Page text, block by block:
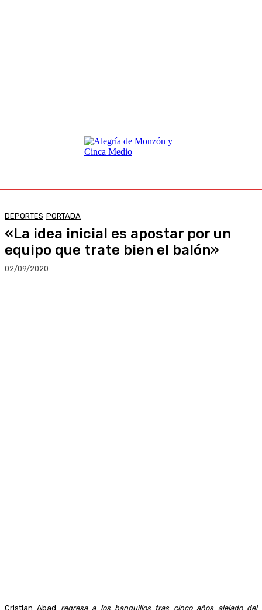
DEPORTES PORTADA
«La idea inicial es apostar por un
equipo que trate bien el balón»
02/09/2020
Cristian Abad regresa a los banquillos tras cinco años alejado del